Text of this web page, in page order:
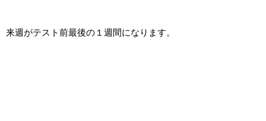
来週がテスト前最後の１週間になります。